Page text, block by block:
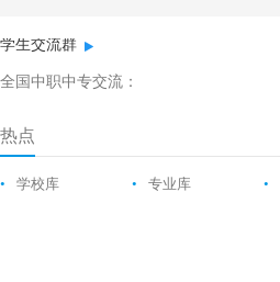
学生交流群
全国中职中专交流：
热点
• 学校库 • 专业库 •